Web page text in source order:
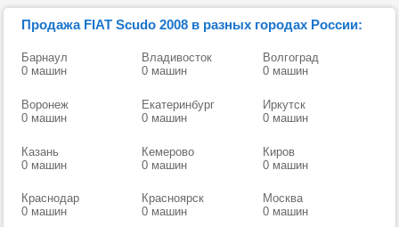
Продажа FIAT Scudo 2008 в разных городах России:
Барнаул
0 машин
Владивосток
0 машин
Волгоград
0 машин
Воронеж
0 машин
Екатеринбург
0 машин
Иркутск
0 машин
Казань
0 машин
Кемерово
0 машин
Киров
0 машин
Краснодар
0 машин
Красноярск
0 машин
Москва
0 машин